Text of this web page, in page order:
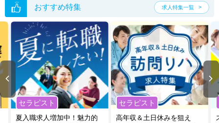
おすすめ特集 求人特集一覧
セラピスト
夏入職求人増加中！魅力的
セラピスト
高年収＆土日休みを狙え